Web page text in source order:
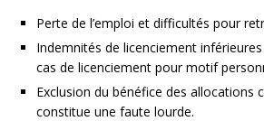
Perte de l’emploi et difficultés pour
Indemnités de licenciement
cas de licenciement pour motif
Exclusion du bénéfice des allocations
constitue une faute lourde.